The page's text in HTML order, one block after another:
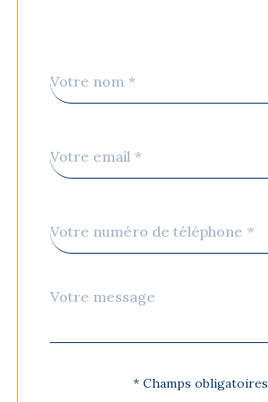
Fieldset
*
*
*
Fieldset
défaut
Message
Validation* Champs obligatoires